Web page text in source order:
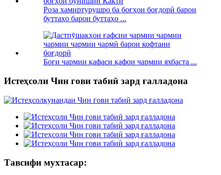
Роза хамиртурушро ба боғҳои боғдорӣ барои
буттаҳо барои буттаҳо ...
Боғи чармии қафаси қафои чармии яхбаста ...
Истеҳсоли Чин гови табиӣ зард ғалладона
Тавсифи мухтасар: